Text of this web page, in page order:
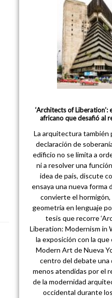
‘Architects of Liberation’:
africano que desafió al
La arquitectura también
declaración de
edificio no se limita a
ni a resolver una
idea de país, discute
ensaya una nueva forma
convierte el hormigón,
geometría en lenguaje
tesis que recorre
Liberation: Modernism in
la exposición con la
Modern Art de Nueva
centro del debate una
menos atendidas por el
de la modernidad
occidental durante